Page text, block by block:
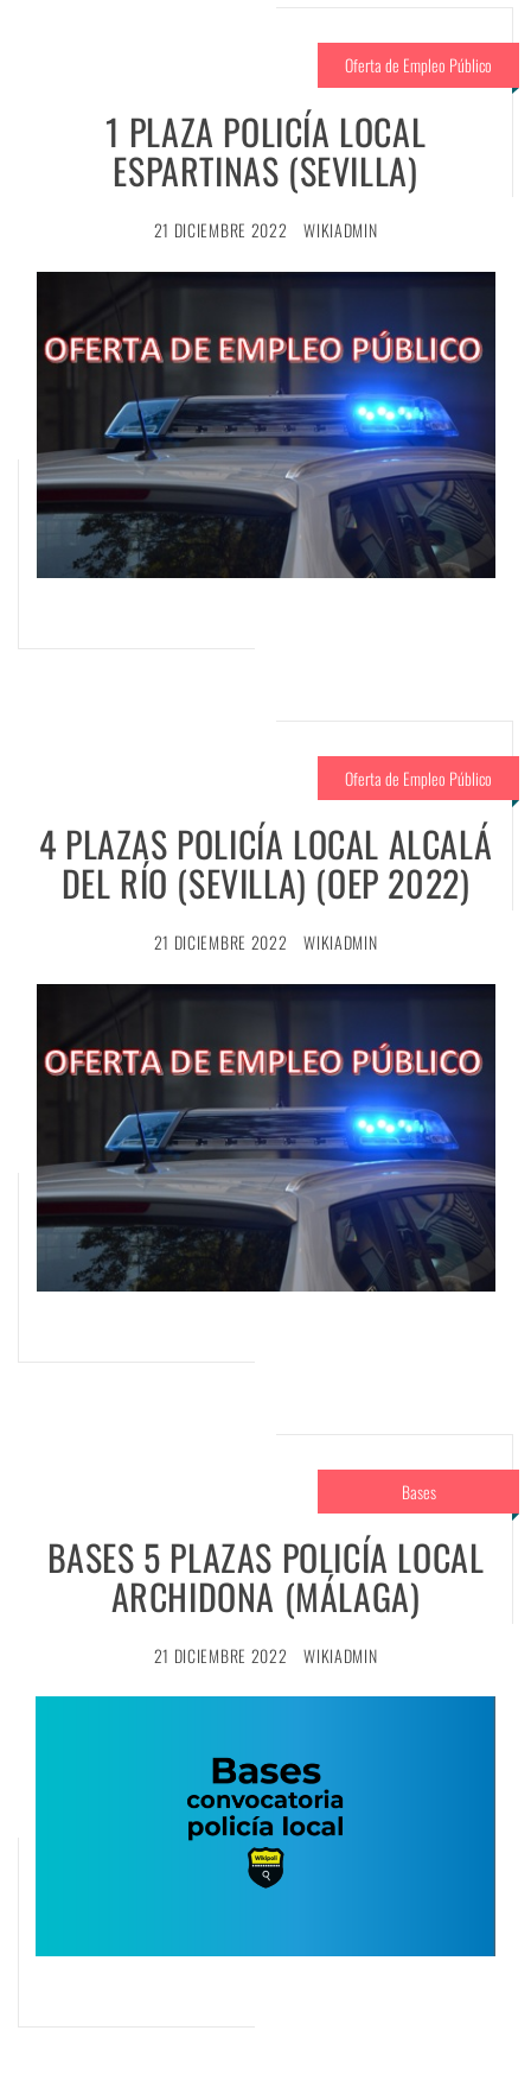
Oferta de Empleo Público
1 PLAZA POLICÍA LOCAL
ESPARTINAS (SEVILLA)
21 DICIEMBRE 2022 WIKIADMIN
Oferta de Empleo Público
4 PLAZAS POLICÍA LOCAL ALCALÁ
DEL RÍO (SEVILLA) (OEP 2022)
21 DICIEMBRE 2022 WIKIADMIN
Bases
BASES 5 PLAZAS POLICÍA LOCAL
ARCHIDONA (MÁLAGA)
21 DICIEMBRE 2022 WIKIADMIN